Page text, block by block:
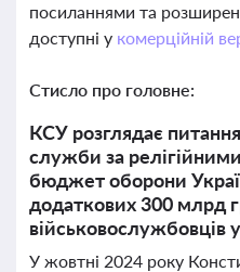
посиланнями та
доступні у комерційній
Стисло про головне:
КСУ розглядає
служби за
бюджет оборони
додаткових 300 млрд
військовослужбовців
У жовтні 2024 року